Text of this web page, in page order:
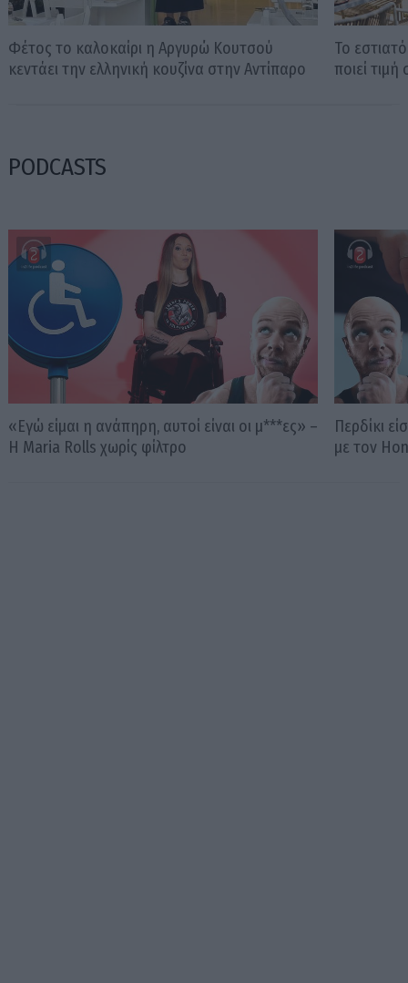
Φέτος το καλοκαίρι η Αργυρώ Κουτσού
κεντάει την ελληνική κουζίνα στην Αντίπαρο
Το
ποιεί
PODCASTS
«Εγώ είμαι η ανάπηρη, αυτοί είναι οι μ***ες» –
Η Maria Rolls χωρίς φίλτρο
Περδίκι
με τον